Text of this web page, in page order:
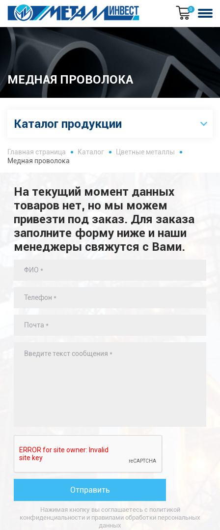
0
МЕДНАЯ ПРОВОЛОКА
Каталог продукции
Главная страница Каталог
Цветные металлы
Медная проволока
На текущий момент данных
товаров нет, но мы можем
привезти под заказ. Для заказа
заполните форму ниже и наши
менеджеры свяжутся с Вами.
Нажимая кнопку вы соглашаетесь с политикой
конфиденциальности и правилами обработки персональных
данных